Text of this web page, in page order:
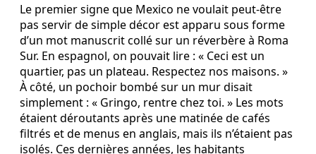
Le premier signe que Mexico ne voulait peut-être
pas servir de simple décor est apparu sous forme
d’un mot manuscrit collé sur un réverbère à Roma
Sur. En espagnol, on pouvait lire : « Ceci est un
quartier, pas un plateau. Respectez nos maisons. »
À côté, un pochoir bombé sur un mur disait
simplement : « Gringo, rentre chez toi. » Les mots
étaient déroutants après une matinée de cafés
filtrés et de menus en anglais, mais ils n’étaient pas
isolés. Ces dernières années, les habitants